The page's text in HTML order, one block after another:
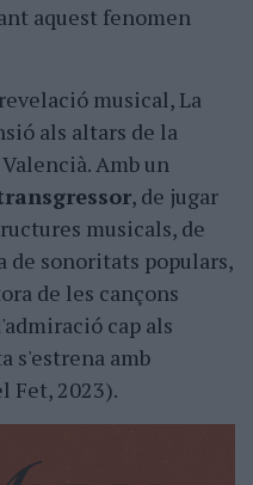
aquest fenomen
musical, La
als altars de la
Amb un
, de jugar
musicals, de
sonoritats populars,
de les cançons
cap als
s'estrena amb
Fet, 2023).